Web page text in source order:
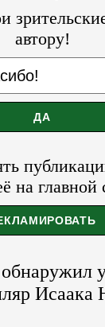
автору!
на главной
Исаака